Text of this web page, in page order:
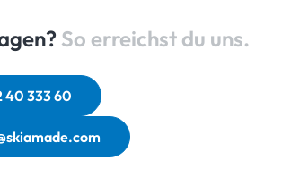
So erreichst du uns.
40 333 60